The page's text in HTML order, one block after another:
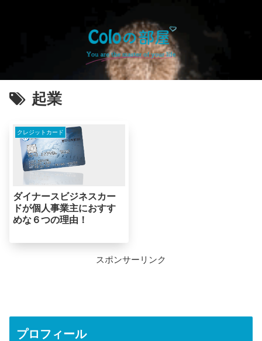
起業
クレジットカード
ダイナースビジネスカー
ドが個人事業主におすす
めな６つの理由！
スポンサーリンク
プロフィール